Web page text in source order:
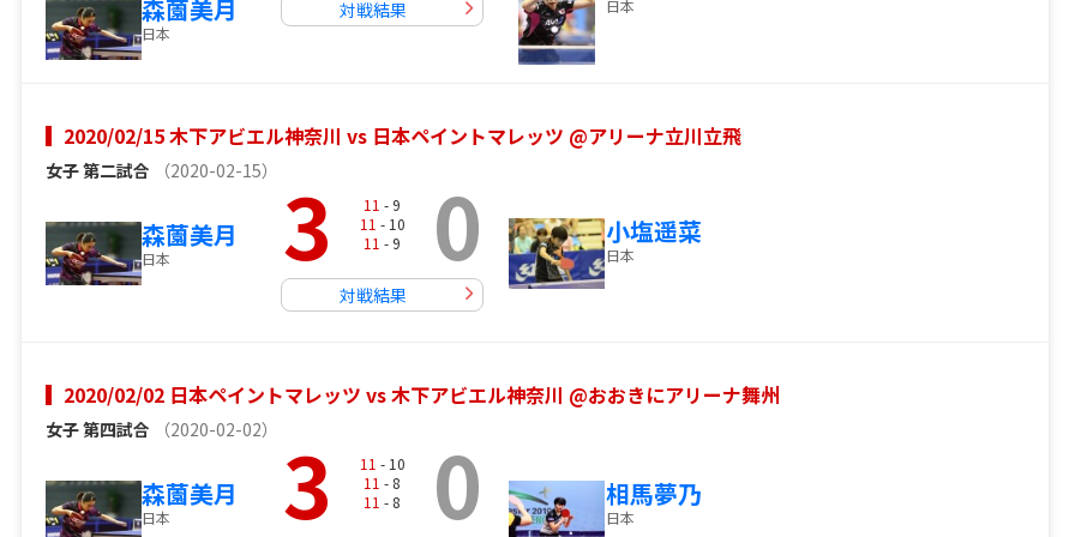
森薗美月
日本
対戦結果 日本
2020/02/15 木下アビエル神奈川 vs 日本ペイントマレッツ @アリーナ立川立飛
女子第二試合 （2020-02-15）
森薗美月
日本 3 11 - 9
11 - 10
11 - 9 0
対戦結果
小塩遥菜
日本
2020/02/02 日本ペイントマレッツ vs 木下アビエル神奈川 @おおきにアリーナ舞州
女子第四試合 （2020-02-02）
森薗美月
日本 3 11 - 10
11 - 8
11 - 8 0 相馬夢乃
日本